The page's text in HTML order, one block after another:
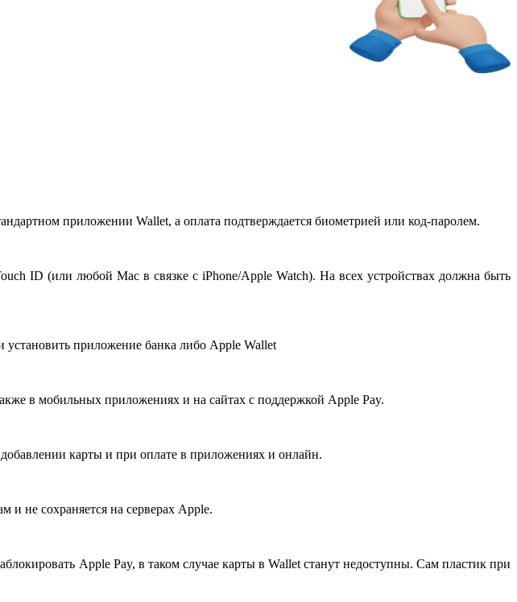
приложении Wallet, а оплата подтверждается биометрией или код-паролем.
ID (или любой Mac в связке с iPhone/Apple Watch). На всех устройствах должна быть
приложение банка либо Apple Wallet
в мобильных приложениях и на сайтах с поддержкой Apple Pay.
карты и при оплате в приложениях и онлайн.
не сохраняется на серверах Apple.
Apple Pay, в таком случае карты в Wallet станут недоступны. Сам пластик при